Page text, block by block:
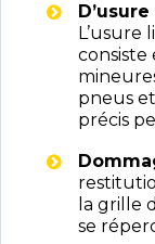
L’usure
consiste
pneus
précis
la grille
se